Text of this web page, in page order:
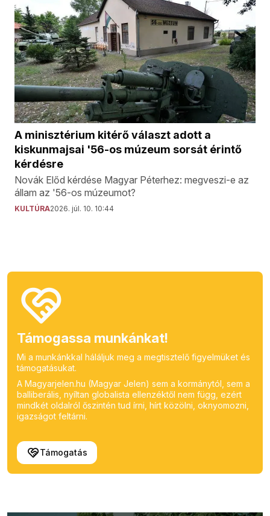
A minisztérium kitérő választ adott a
kiskunmajsai '56-os múzeum sorsát érintő
kérdésre
Novák Előd kérdése Magyar Péterhez: megveszi-e az
állam az '56-os múzeumot?
KULTÚRA2026. júl. 10. 10:44
Támogassa munkánkat!
Mi a munkánkkal háláljuk meg a megtisztelő figyelmüket és
támogatásukat.
A Magyarjelen.hu (Magyar Jelen) sem a kormánytól, sem a
balliberális, nyíltan globalista ellenzéktől nem függ, ezért
mindkét oldalról őszintén tud írni, hírt közölni, oknyomozni,
igazságot feltárni.
Támogatás